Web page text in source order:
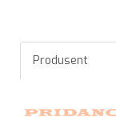
Produsent